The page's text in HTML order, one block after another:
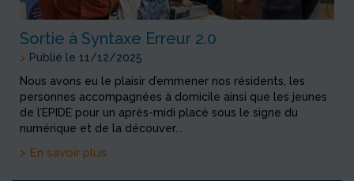
Sortie à Syntaxe Erreur 2.0
> Publié le 11/12/2025
Nous avons eu le plaisir d’emmener nos résidents, les
personnes accompagnées à domicile ainsi que les jeunes
de l’EPIDE pour un après-midi placé sous le signe du
numérique et de la découver...
> En savoir plus